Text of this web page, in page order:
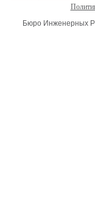
Бюро Инженерных